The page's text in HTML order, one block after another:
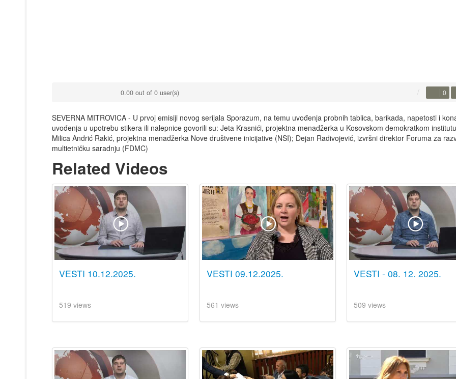
0.00 out of 0 user(s) 0
SEVERNA MITROVICA - U prvoj emisiji novog serijala Sporazum, na temu uvođenja probnih tablica, barikada, napetosti i
uvođenja u upotrebu stikera ili nalepnice govorili su: Jeta Krasnići, projektna menadžerka u Kosovskom demokratkom
Milica Andrić Rakić, projektna menadžerka Nove društvene inicijative (NSI); Dejan Radivojević, izvršni direktor Foruma za
multietničku saradnju (FDMC)
Related Videos
VESTI 10.12.2025.
519 views
VESTI 09.12.2025.
561 views
VESTI - 08. 12. 2025.
509 views